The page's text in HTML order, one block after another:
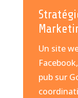
Un site
pub sur